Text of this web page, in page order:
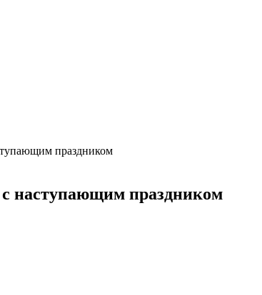
праздником
наступающим праздником